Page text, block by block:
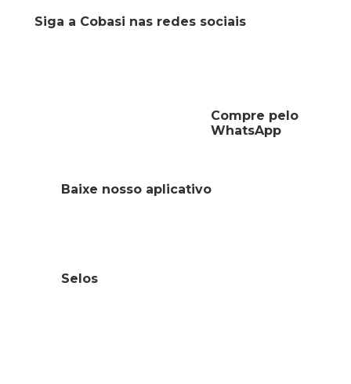
Siga a Cobasi nas redes sociais
Compre pelo
WhatsApp
Baixe nosso aplicativo
Selos